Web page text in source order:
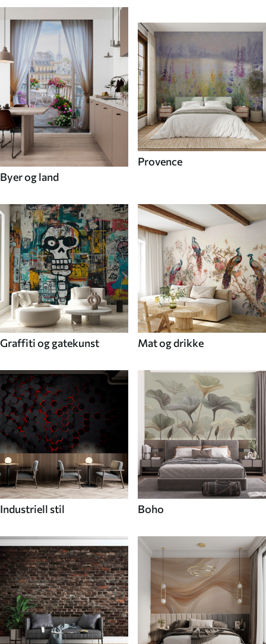
Byer og land
Provence
Graffiti og gatekunst Mat og drikke
Industriell stil Boho